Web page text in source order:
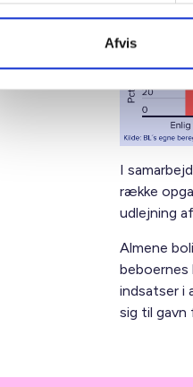
Afvis
I
række
udlejning
Almene
indsatser i
sig til gavn